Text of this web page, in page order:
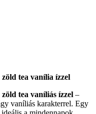
tea vanília ízzel
tea vaníliás ízzel –
vaníliás karakterrel. Egy